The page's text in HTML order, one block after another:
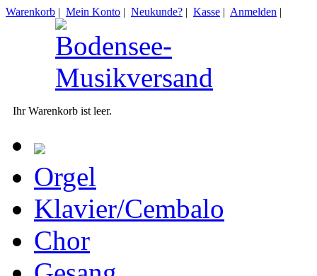
Warenkorb | Mein Konto | Neukunde? | Kasse | Anmelden |
Ihr Warenkorb ist leer.
Orgel
Klavier/Cembalo
Chor